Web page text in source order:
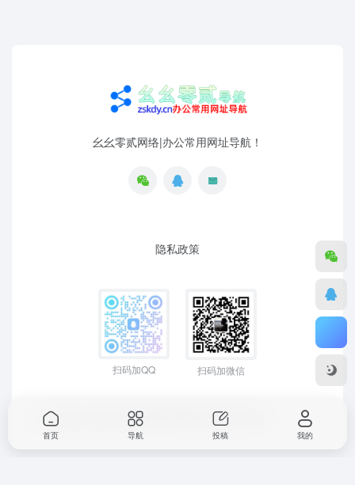
幺幺零贰网络|办公常用网址导航！
隐私政策
扫码加QQ 扫码加微信
Copyright © 2026 幺幺零贰导航 粤ICP备19129477号-1
首页 导航 投稿 我的